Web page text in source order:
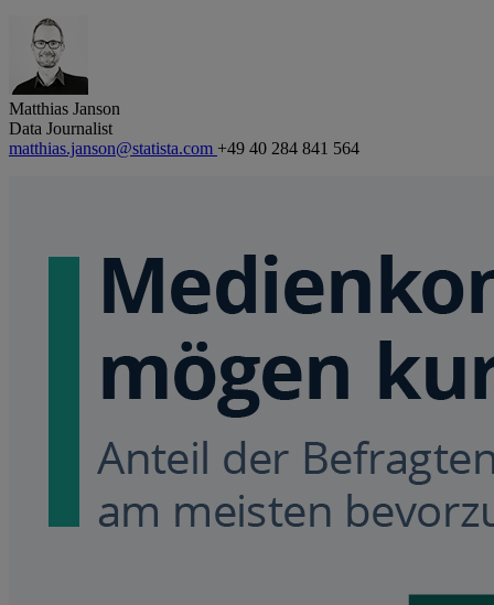
Matthias Janson
Data Journalist
matthias.janson@statista.com +49 40 284 841 564